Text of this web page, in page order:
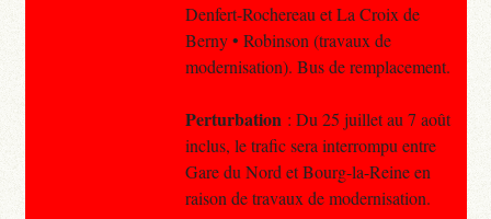
Denfert-Rochereau et La Croix de
Berny • Robinson (travaux de
modernisation). Bus de remplacement.
Perturbation : Du 25 juillet au 7 août
inclus, le trafic sera interrompu entre
Gare du Nord et Bourg-la-Reine en
raison de travaux de modernisation.